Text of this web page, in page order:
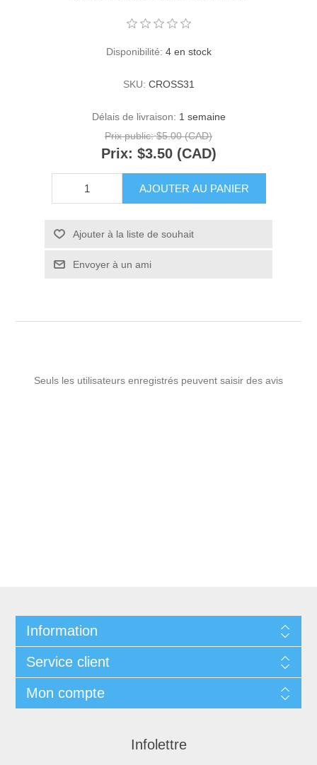
Disponibilité: 4 en stock
SKU: CROSS31
Délais de livraison: 1 semaine
Prix public: $5.00 (CAD)
Prix: $3.50 (CAD)
AJOUTER AU PANIER
Ajouter à la liste de souhait
Envoyer à un ami
Seuls les utilisateurs enregistrés peuvent saisir des avis
Information
Service client
Mon compte
Infolettre